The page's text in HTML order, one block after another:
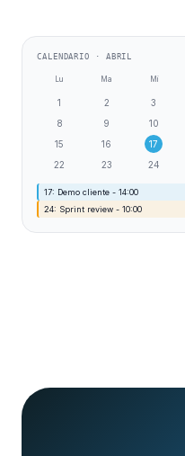
CALENDARIO · ABRIL
Lu Ma Mi
1 2 3
8
9 10
15
16 17
22
23 24
17: Demo cliente - 14:00
24: Sprint review - 10:00